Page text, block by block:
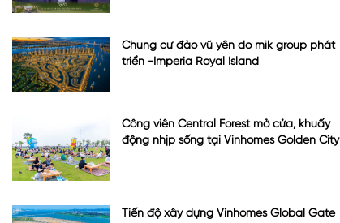
Chung cư đảo vũ yên do mik group phát
triển -Imperia Royal Island
Công viên Central Forest mở cửa, khuấy
động nhịp sống tại Vinhomes Golden City
Tiến độ xây dựng Vinhomes Global Gate